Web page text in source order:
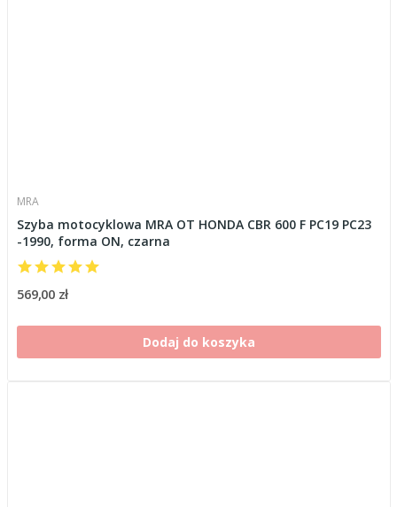
MRA
Szyba motocyklowa MRA OT HONDA CBR 600 F PC19 PC23
-1990, forma ON, czarna
569,00 zł
Dodaj do koszyka